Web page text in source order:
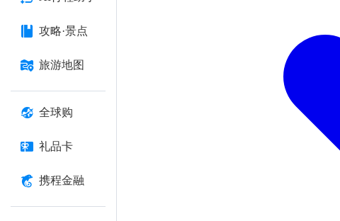
攻略·景点
旅游地图
全球购
礼品卡
携程金融